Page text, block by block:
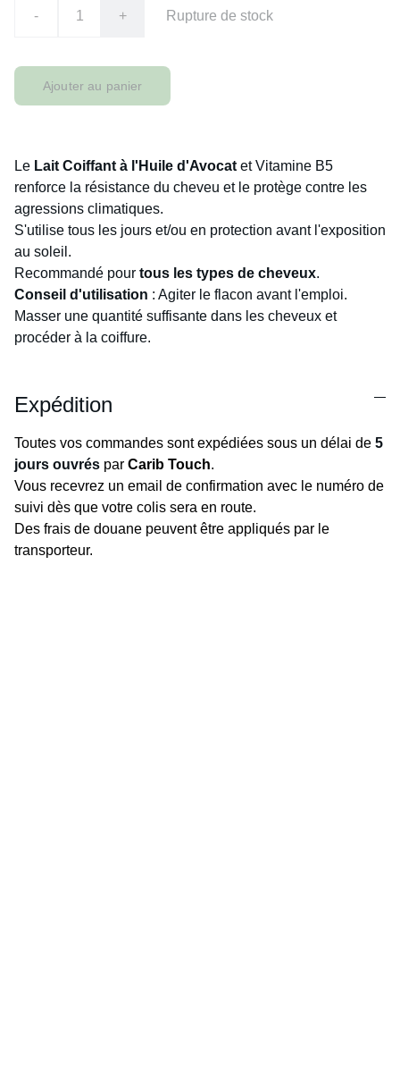
- + Rupture de stock
Ajouter au panier
Le Lait Coiffant à l'Huile d'Avocat et Vitamine B5
renforce la résistance du cheveu et le protège contre les
agressions climatiques.
S'utilise tous les jours et/ou en protection avant l'exposition
au soleil.
Recommandé pour tous les types de cheveux.
Conseil d'utilisation : Agiter le flacon avant l'emploi.
Masser une quantité suffisante dans les cheveux et
procéder à la coiffure.
Expédition
Toutes vos commandes sont expédiées sous un délai de 5
jours ouvrés par Carib Touch.
Vous recevrez un email de confirmation avec le numéro de
suivi dès que votre colis sera en route.
Des frais de douane peuvent être appliqués par le
transporteur.